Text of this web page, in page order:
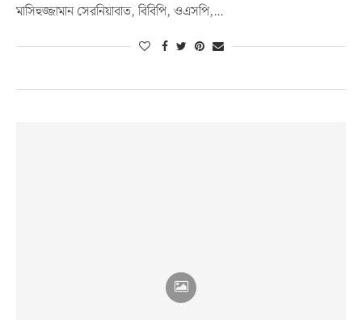
মাসিহুজ্জামান সেরনিয়াবাত, বিবিপি, ওএসপি,…